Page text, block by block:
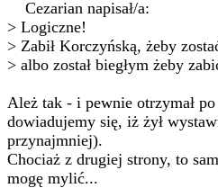
Cezarian napisał/a:
> Logiczne!
> Zabił Korczyńską, żeby
> albo został biegłym żeby
Ależ tak - i pewnie otrzymał
dowiadujemy się, iż żył
przynajmniej).
Chociaż z drugiej strony, to
mogę mylić...